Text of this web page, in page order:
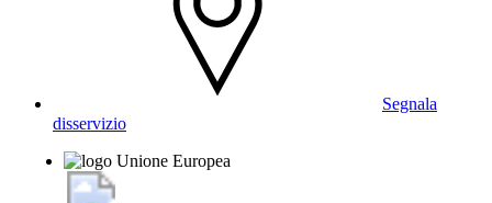
Segnala
disservizio